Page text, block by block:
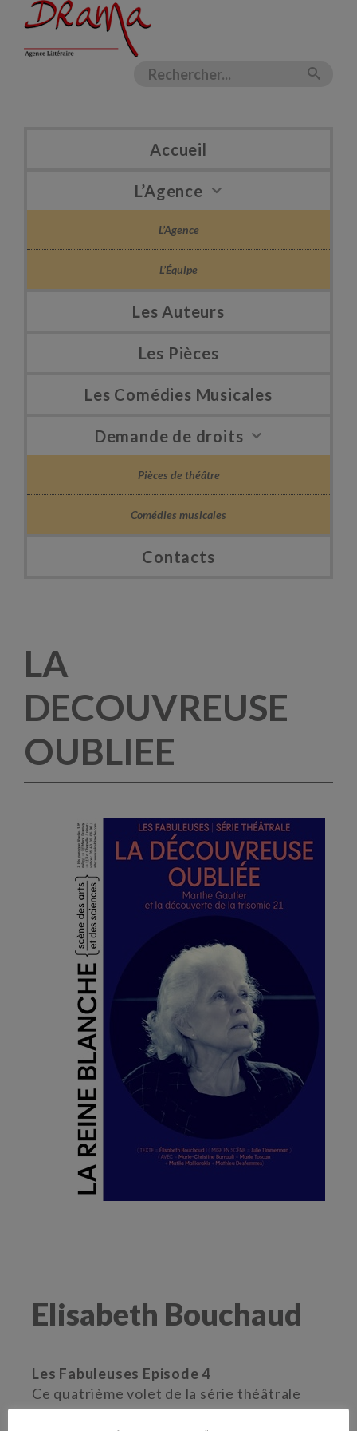
Accueil
L’Agence
L’Agence
L’Équipe
Les Auteurs
Les Pièces
Les Comédies Musicales
Demande de droits
Pièces de théâtre
Comédies musicales
Contacts
LA
DECOUVREUSE
OUBLIEE
Elisabeth Bouchaud
Les Fabuleuses Episode 4
Ce quatrième volet de la série théâtrale
Les Fabuleusestraite de la découverte de la